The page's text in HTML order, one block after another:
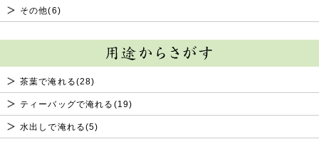
その他(6)
茶葉で淹れる(28)
ティーバッグで淹れる(19)
水出しで淹れる(5)